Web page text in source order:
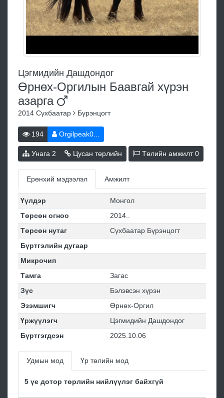
Цэгмидийн Дашдондог
Өрнөх-Оргилын Баавгай хүрэн
азарга
2014 Сүхбаатар Бүрэнцогт
194 Orgilpeak0...
Унага 2 Цусан төрлийн Төлийн амжилт0
Ерөнхий мэдээлэл Амжилт
Үүлдэр
Монгол
Төрсөн огноо
2014..
Төрсөн нутаг
Сүхбаатар Бүрэнцогт
Бүртгэлийн дугаар
Микрочип
Тамга
Загас
Зүс
Бэлэвсэн хүрэн
Эзэмшигч
Өрнөх-Оргил
Үржүүлэгч
Цэгмидийн Дашдондог
Бүртгэгдсэн
2025.10.06
Удмын мод Үр төлийн мод
5 үе дотор төрлийн нийлүүлэг байхгүй